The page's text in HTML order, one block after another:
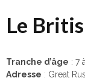
Le
Tranche d’âge : 7
Adresse : Great